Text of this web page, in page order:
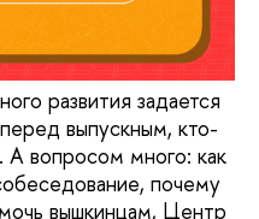
развития задается
выпускным, кто-
вопросом много: как
почему
вышкинцам, Центр